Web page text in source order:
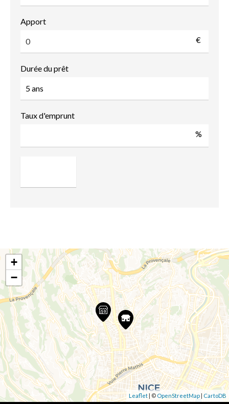
Apport
€
Durée du prêt
Taux d'emprunt
%
+
−
Leaflet | © OpenStreetMap| CartoDB